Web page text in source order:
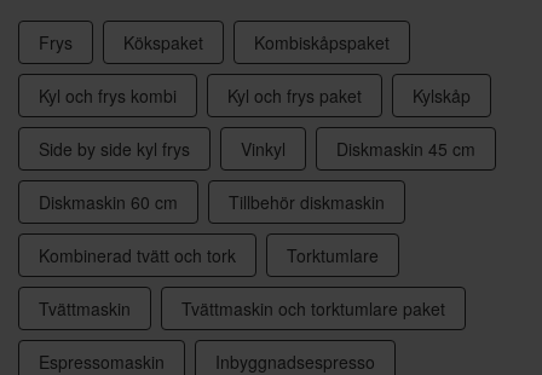
Frys Kökspaket Kombiskåpspaket
Kyl och frys kombi Kyl och frys paket Kylskåp
Side by side kyl frys Vinkyl Diskmaskin 45 cm
Diskmaskin 60 cm Tillbehör diskmaskin
Kombinerad tvätt och tork Torktumlare
Tvättmaskin Tvättmaskin och torktumlare paket
Espressomaskin Inbyggnadsespresso